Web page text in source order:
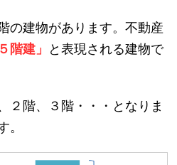
の建物があります。不動産
階建」
と表現される建物で
２階、３階・・・となりま
。